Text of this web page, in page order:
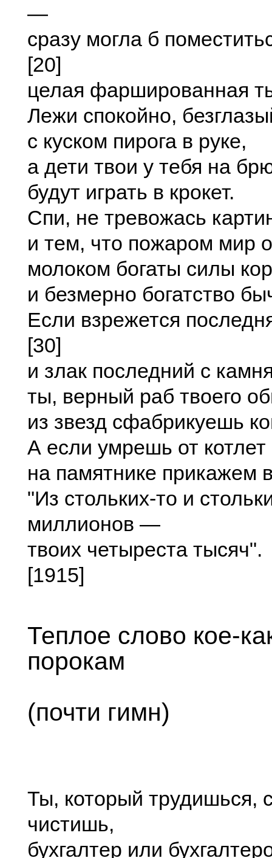
—
сразу могла б
[20]
целая фаршированная
Лежи спокойно,
с куском пирога в руке,
а дети твои у тебя на
будут играть в крокет.
Спи, не тревожась
и тем, что пожаром мир
молоком богаты силы
и безмерно богатство
Если взрежется
[30]
и злак последний с
ты, верный раб твоего
из звезд сфабрикуешь
А если умрешь от котлет
на памятнике прикажем
"Из стольких-то и
миллионов —
твоих четыреста тысяч".
[1915]
Теплое слово кое-
порокам
(почти гимн)
Ты, который трудишься,
чистишь,
бухгалтер или